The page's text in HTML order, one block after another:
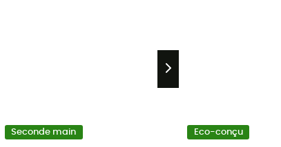
Seconde main Eco-conçu